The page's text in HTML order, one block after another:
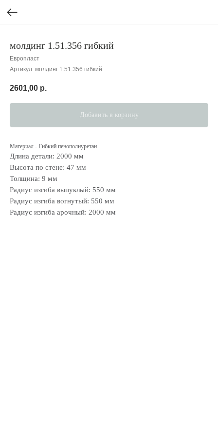
молдинг 1.51.356 гибкий
Европласт
Артикул: молдинг 1.51.356 гибкий
2601,00 р.
Добавить в корзину
Материал - Гибкий пенополиуретан
Длина детали: 2000 мм
Высота по стене: 47 мм
Толщина: 9 мм
Радиус изгиба выпуклый: 550 мм
Радиус изгиба вогнутый: 550 мм
Радиус изгиба арочный: 2000 мм